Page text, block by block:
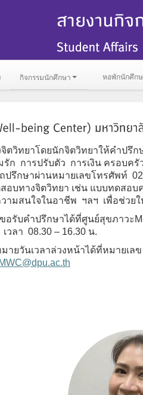
กิจกรรมนักศึกษา หอพักนักศึก
ตวิทยาโดยนักจิตวิทยาให้คำปรึ
ก การปรับตัว การเงิน ครอบค
ปรึกษาผ่านหมายเลขโทรศัพท์
อบทางจิตวิทยา เช่น แบบทดสอ
ามสนใจในอาชีพ ฯลฯ เพื่อช่ว
อรับคำปรึกษาได้ที่ศูนย์สุขภาวะ
วลา 08.30 – 16.30 น.
ยวันเวลาล่วงหน้าได้ที่หมายเล
MWC@dpu.ac.th